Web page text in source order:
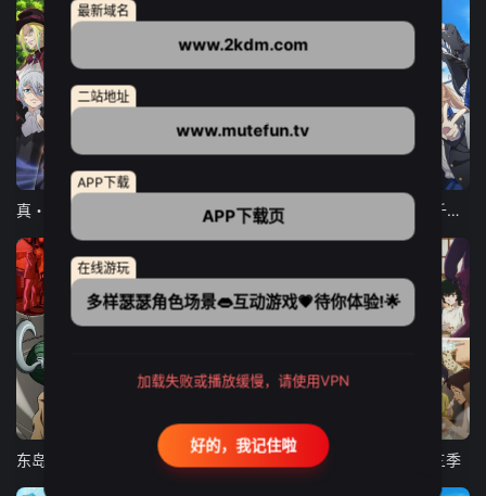
12集全
东京猫猫 NEW～♡ 弹珠汽水瓶里的千岁同学
古诺希亚 致不灭的你 第三季
最新域名
www.2kdm.com
二站地址
www.mutefun.tv
APP下载
APP下载页
在线游玩
多样瑟瑟角色场景👄互动游戏💗待你体验!🌟
加载失败或播放缓慢，请使用VPN
好的，我记住啦